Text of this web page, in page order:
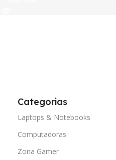
Categorias
Laptops & Notebooks
Computadoras
Zona Gamer